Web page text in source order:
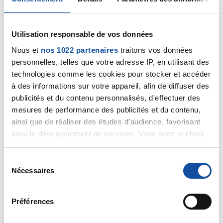
Utilisation responsable de vos données
Nous et nos 1022 partenaires traitons vos données
personnelles, telles que votre adresse IP, en utilisant des
technologies comme les cookies pour stocker et accéder
à des informations sur votre appareil, afin de diffuser des
publicités et du contenu personnalisés, d'effectuer des
mesures de performance des publicités et du contenu,
ainsi que de réaliser des études d’audience, favorisant
ainsi le développement de services. Vous avez le choix
quant à l'utilisation de vos données et à leurs finalités.
tout moment en consultant la Déclaration relative aux
cookies ou en cliquant sur l'icône de confidentialité.
Si vous le permettez, nous aimerions également :
Nécessaires
Préférences
Naouel
Citer
Romeo
03/06/2021 - 12:31
Les amis ont bien raison , vaut mieux prendre la vie du
bon coté et advienne que pourra . Vous souhaite
pleins de force pour la suite et suis sure que les
resultats seront bons sinon vous allez vous battre .